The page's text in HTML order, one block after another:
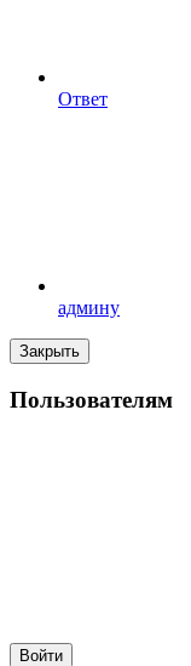
Ответ
админу
Закрыть
Пользователям